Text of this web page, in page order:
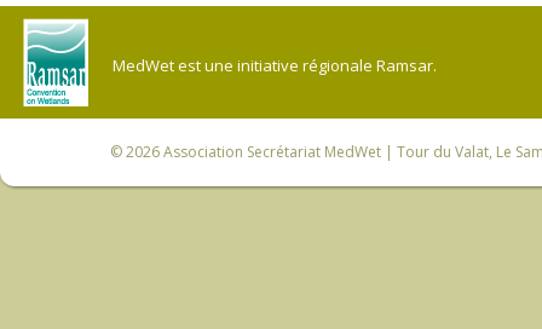
MedWet est une initiative régionale Ramsar.
© 2026Association Secrétariat MedWet | Tour du Valat, Le